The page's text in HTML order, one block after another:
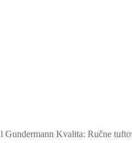
Kvalita: Ručne